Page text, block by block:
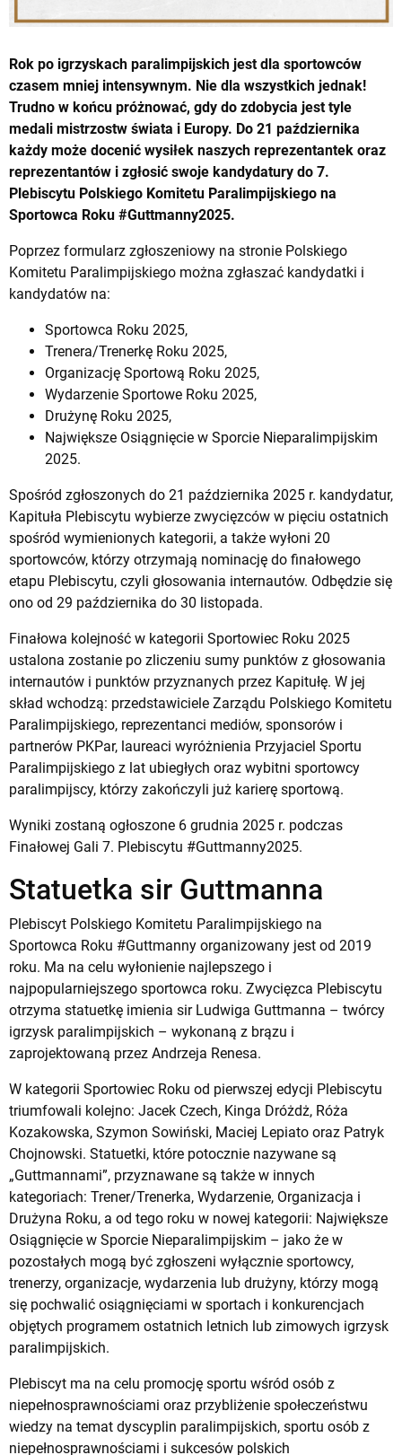
Rok po igrzyskach paralimpijskich jest dla sportowców
czasem mniej intensywnym. Nie dla wszystkich jednak!
Trudno w końcu próżnować, gdy do zdobycia jest tyle
medali mistrzostw świata i Europy. Do 21 października
każdy może docenić wysiłek naszych reprezentantek oraz
reprezentantów i zgłosić swoje kandydatury do 7.
Plebiscytu Polskiego Komitetu Paralimpijskiego na
Sportowca Roku #Guttmanny2025.
Poprzez formularz zgłoszeniowy na stronie Polskiego
Komitetu Paralimpijskiego można zgłaszać kandydatki i
kandydatów na:
Sportowca Roku 2025,
Trenera/Trenerkę Roku 2025,
Organizację Sportową Roku 2025,
Wydarzenie Sportowe Roku 2025,
Drużynę Roku 2025,
Największe Osiągnięcie w Sporcie Nieparalimpijskim
2025.
Spośród zgłoszonych do 21 października 2025 r. kandydatur,
Kapituła Plebiscytu wybierze zwycięzców w pięciu ostatnich
spośród wymienionych kategorii, a także wyłoni 20
sportowców, którzy otrzymają nominację do finałowego
etapu Plebiscytu, czyli głosowania internautów. Odbędzie się
ono od 29 października do 30 listopada.
Finałowa kolejność w kategorii Sportowiec Roku 2025
ustalona zostanie po zliczeniu sumy punktów z głosowania
internautów i punktów przyznanych przez Kapitułę. W jej
skład wchodzą: przedstawiciele Zarządu Polskiego Komitetu
Paralimpijskiego, reprezentanci mediów, sponsorów i
partnerów PKPar, laureaci wyróżnienia Przyjaciel Sportu
Paralimpijskiego z lat ubiegłych oraz wybitni sportowcy
paralimpijscy, którzy zakończyli już karierę sportową.
Wyniki zostaną ogłoszone 6 grudnia 2025 r. podczas
Finałowej Gali 7. Plebiscytu #Guttmanny2025.
Statuetka sir Guttmanna
Plebiscyt Polskiego Komitetu Paralimpijskiego na
Sportowca Roku #Guttmanny organizowany jest od 2019
roku. Ma na celu wyłonienie najlepszego i
najpopularniejszego sportowca roku. Zwycięzca Plebiscytu
otrzyma statuetkę imienia sir Ludwiga Guttmanna – twórcy
igrzysk paralimpijskich – wykonaną z brązu i
zaprojektowaną przez Andrzeja Renesa.
W kategorii Sportowiec Roku od pierwszej edycji Plebiscytu
triumfowali kolejno: Jacek Czech, Kinga Dróżdż, Róża
Kozakowska, Szymon Sowiński, Maciej Lepiato oraz Patryk
Chojnowski. Statuetki, które potocznie nazywane są
„Guttmannami”, przyznawane są także w innych
kategoriach: Trener/Trenerka, Wydarzenie, Organizacja i
Drużyna Roku, a od tego roku w nowej kategorii: Największe
Osiągnięcie w Sporcie Nieparalimpijskim – jako że w
pozostałych mogą być zgłoszeni wyłącznie sportowcy,
trenerzy, organizacje, wydarzenia lub drużyny, którzy mogą
się pochwalić osiągnięciami w sportach i konkurencjach
objętych programem ostatnich letnich lub zimowych igrzysk
paralimpijskich.
Plebiscyt ma na celu promocję sportu wśród osób z
niepełnosprawnościami oraz przybliżenie społeczeństwu
wiedzy na temat dyscyplin paralimpijskich, sportu osób z
niepełnosprawnościami i sukcesów polskich